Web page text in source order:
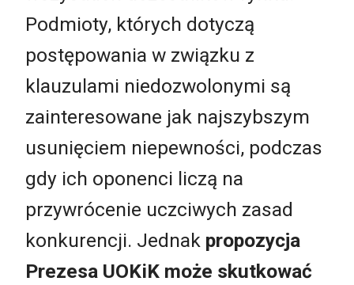
Podmioty, których dotyczą
postępowania w związku z
klauzulami niedozwolonymi są
zainteresowane jak najszybszym
usunięciem niepewności, podczas
gdy ich oponenci liczą na
przywrócenie uczciwych zasad
konkurencji. Jednak propozycja
Prezesa UOKiK może skutkować